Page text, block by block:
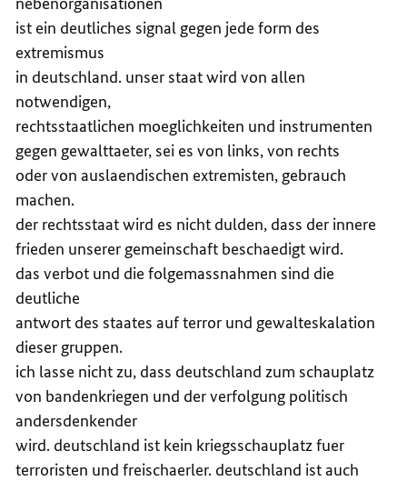
ist ein deutliches signal gegen jede form des
extremismus
in deutschland. unser staat wird von allen
notwendigen,
rechtsstaatlichen moeglichkeiten und instrumenten
gegen gewalttaeter, sei es von links, von rechts
oder von auslaendischen extremisten, gebrauch
machen.
der rechtsstaat wird es nicht dulden, dass der innere
frieden unserer gemeinschaft beschaedigt wird.
das verbot und die folgemassnahmen sind die
deutliche
antwort des staates auf terror und gewalteskalation
dieser gruppen.
ich lasse nicht zu, dass deutschland zum schauplatz
von bandenkriegen und der verfolgung politisch
andersdenkender
wird. deutschland ist kein kriegsschauplatz fuer
terroristen und freischaerler. deutschland ist auch